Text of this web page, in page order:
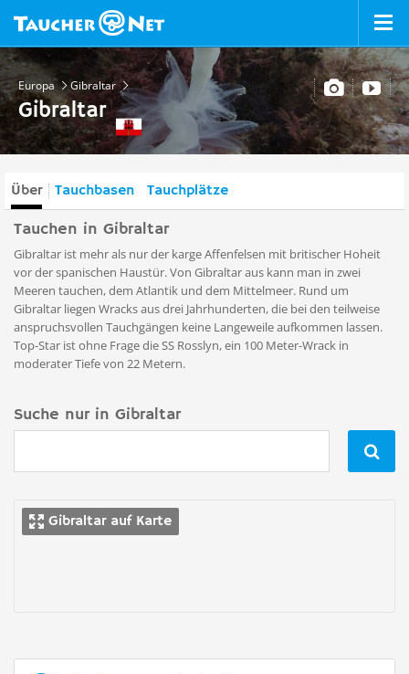
Europa Gibraltar
Gibraltar
Über Tauchbasen Tauchplätze
Tauchen in Gibraltar
Gibraltar ist mehr als nur der karge Affenfelsen mit britischer Hoheit
vor der spanischen Haustür. Von Gibraltar aus kann man in zwei
Meeren tauchen, dem Atlantik und dem Mittelmeer. Rund um
Gibraltar liegen Wracks aus drei Jahrhunderten, die bei den teilweise
anspruchsvollen Tauchgängen keine Langeweile aufkommen lassen.
Top-Star ist ohne Frage die SS Rosslyn, ein 100 Meter-Wrack in
moderater Tiefe von 22 Metern.
Suche nur in Gibraltar

Gibraltar auf Karte